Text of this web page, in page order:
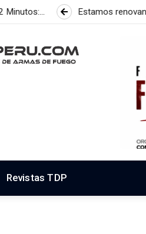
servidores para brindar
Revistas TDP